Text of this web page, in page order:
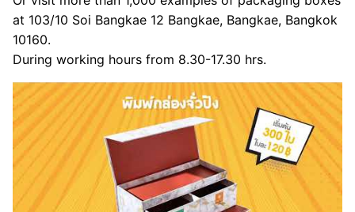
at 103/10 Soi Bangkae 12 Bangkae, Bangkae, Bangkok
10160.
During working hours from 8.30-17.30 hrs.